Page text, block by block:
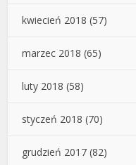
kwiecień 2018 (57)
marzec 2018 (65)
luty 2018 (58)
styczeń 2018 (70)
grudzień 2017 (82)